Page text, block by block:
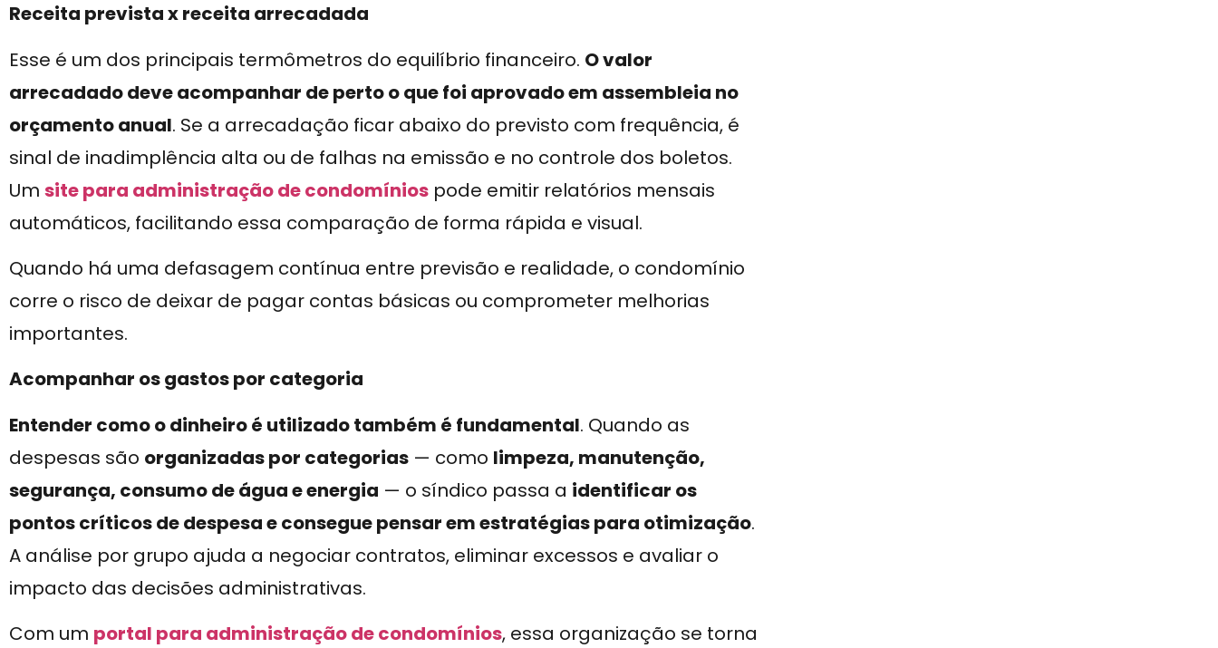
Receita prevista x receita arrecadada
Esse é um dos principais termômetros do equilíbrio financeiro. O valor
arrecadado deve acompanhar de perto o que foi aprovado em assembleia no
orçamento anual. Se a arrecadação ficar abaixo do previsto com frequência, é
sinal de inadimplência alta ou de falhas na emissão e no controle dos boletos.
Um site para administração de condomínios pode emitir relatórios mensais
automáticos, facilitando essa comparação de forma rápida e visual.
Quando há uma defasagem contínua entre previsão e realidade, o condomínio
corre o risco de deixar de pagar contas básicas ou comprometer melhorias
importantes.
Acompanhar os gastos por categoria
Entender como o dinheiro é utilizado também é fundamental. Quando as
despesas são organizadas por categorias — como limpeza, manutenção,
segurança, consumo de água e energia — o síndico passa a identificar os
pontos críticos de despesa e consegue pensar em estratégias para otimização.
A análise por grupo ajuda a negociar contratos, eliminar excessos e avaliar o
impacto das decisões administrativas.
Com um portal para administração de condomínios, essa organização se torna